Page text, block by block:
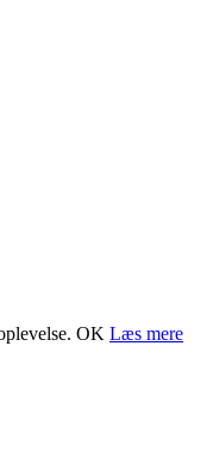
OK Læs mere